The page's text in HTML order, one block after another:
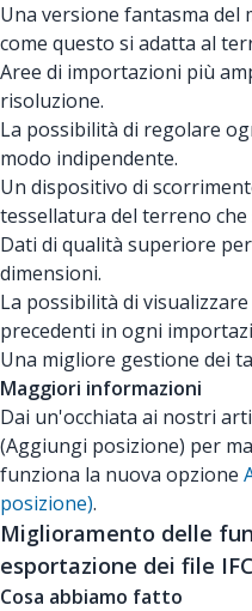
Una versione fantasma del
come questo si adatta al
Aree di importazioni più
risoluzione.
La possibilità di regolare
modo indipendente.
Un dispositivo di
tessellatura del terreno
Dati di qualità superiore
dimensioni.
La possibilità di
precedenti in ogni
Una migliore gestione dei
Maggiori informazioni
Dai un'occhiata ai nostri
(Aggiungi posizione) per
funziona la nuova opzione
posizione).
Miglioramento delle
esportazione dei file IFC
Cosa abbiamo fatto